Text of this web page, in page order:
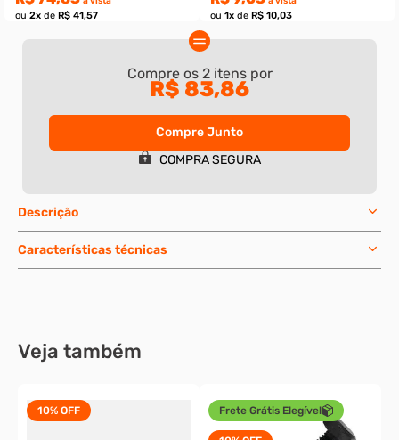
2 pç 10 pç
ou 2x de R$ 41,57
Compre os 2itens por
R$ 83,86
Compre Junto
COMPRA SEGURA
Descrição
Características técnicas
Veja também
10% OFF Frete Grátis Elegível